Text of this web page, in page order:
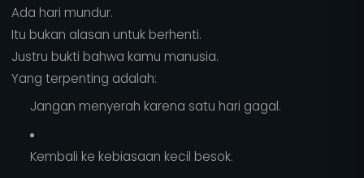
Ada hari mundur.
Itu bukan alasan untuk berhenti.
Justru bukti bahwa kamu manusia.
Yang terpenting adalah:
Jangan menyerah karena satu hari gagal.
Kembali ke kebiasaan kecil besok.